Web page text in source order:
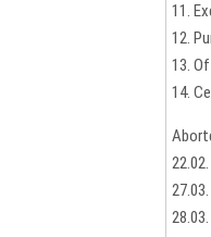
11.
12.
13.
14.